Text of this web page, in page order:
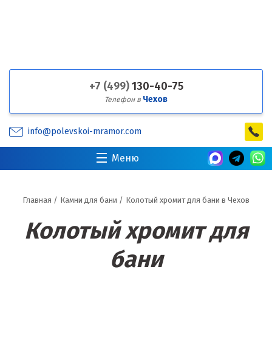
+7 (499)130-40-75
Телефон в Чехов
info@polevskoi-mramor.com
Меню
Главная / Камни для бани / Колотый хромит для бани в Чехов
Колотый хромит для
бани